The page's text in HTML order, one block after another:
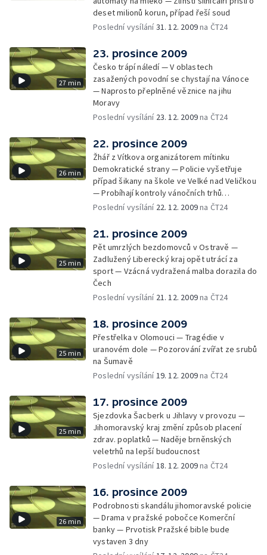
deset milionů korun, případ řeší soud
Poslední vysílání31. 12. 2009na ČT24
27 min
23. prosince 2009
Česko trápí náledí — V oblastech
zasažených povodní se chystají na Vánoce
— Naprosto přeplněné věznice na jihu
Moravy
Poslední vysílání 23. 12. 2009na ČT24
26 min
22. prosince 2009
Žhář z Vítkova organizátorem mítinku
Demokratické strany — Policie vyšetřuje
případ šikany na škole ve Velké nad Veličkou
— Probíhají kontroly vánočních trhů
inspektory ČIŽP
Poslední vysílání 22. 12. 2009na ČT24
25 min
21. prosince 2009
Pět umrzlých bezdomovců v Ostravě —
Zadlužený Liberecký kraj opět utrácí za
sport — Vzácná vydražená malba dorazila do
Čech
Poslední vysílání 21. 12. 2009na ČT24
25 min
18. prosince 2009
Přestřelka v Olomouci — Tragédie v
uranovém dole — Pozorování zvířat ze srubů
na Šumavě
Poslední vysílání19. 12. 2009na ČT24
25 min
17. prosince 2009
Sjezdovka Šacberk u Jihlavy v provozu —
Jihomoravský kraj změní způsob placení
zdrav. poplatků — Naděje brněnských
veletrhů na lepší budoucnost
Poslední vysílání18. 12. 2009na ČT24
26 min
16. prosince 2009
Podrobnosti skandálu jihomoravské policie
— Drama v pražské pobočce Komerční
banky — Prvotisk Pražské bible bude
vystaven 3 dny